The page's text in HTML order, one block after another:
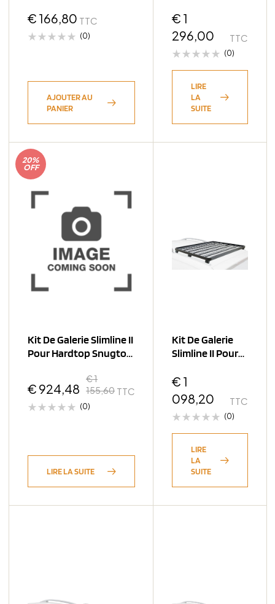
RSI
€ 166,80 TTC
(0)
AJOUTER AU
PANIER
Coulissant Au-
Dessus Du Tiroir
€ 1
296,00
TTC
(0)
LIRE
LA
SUITE
20%
OFF
Kit De Galerie Slimline II
Pour Hardtop Snugtop
€1
155,60
€ 924,48 TTC
(0)
LIRE LA SUITE
Kit De Galerie
Slimline II Pour
Bushtech DC /
1255mm(Large
€ 1
098,20
TTC
(0)
LIRE
LA
SUITE